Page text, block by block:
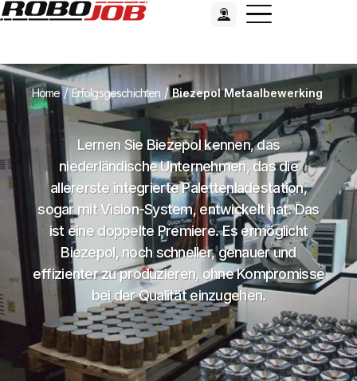
Home/Erfolgsgeschichten /Biezepol Metaalbewerking
Lernen Sie Biezepol kennen, das
niederländische Unternehmen, das die
allererste integrierte Palettenladestation,
sogar mit Vision-System, entwickelt hat. Das
ist eine doppelte Premiere. Es ermöglicht
Biezepol, noch schneller, genauer und
effizienter zu produzieren, ohne Kompromisse
bei der Qualität einzugehen.